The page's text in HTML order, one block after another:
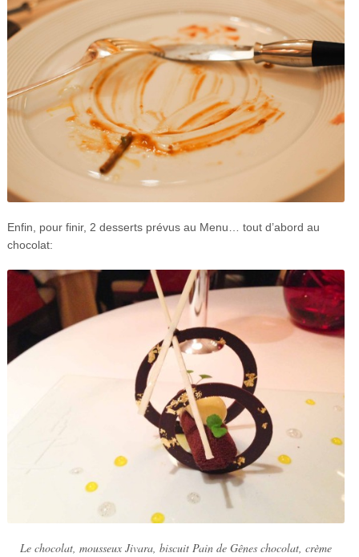
Enfin, pour finir, 2 desserts prévus au Menu… tout d’abord au
chocolat:
Le chocolat, mousseux Jivara, biscuit Pain de Gênes chocolat, crème